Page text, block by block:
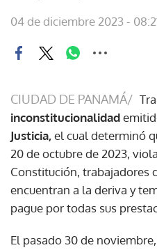
04 de diciembre 2023 -
CIUDAD DE PANAMÁ/
inconstitucionalidad
Justicia,el cual determinó
20 de octubre de 2023,
Constitución, trabajadores
encuentran a la deriva y
pague por todas sus
El pasado 30 de